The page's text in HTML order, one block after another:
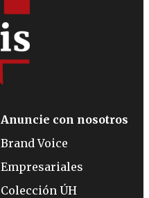
Anuncie con nosotros
Brand Voice
Empresariales
Colección ÚH